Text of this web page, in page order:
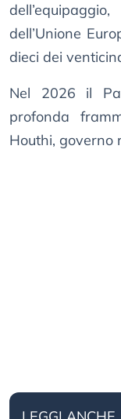
dell’Unione
dieci dei
Nel 2026 il
profonda
Houthi, governo